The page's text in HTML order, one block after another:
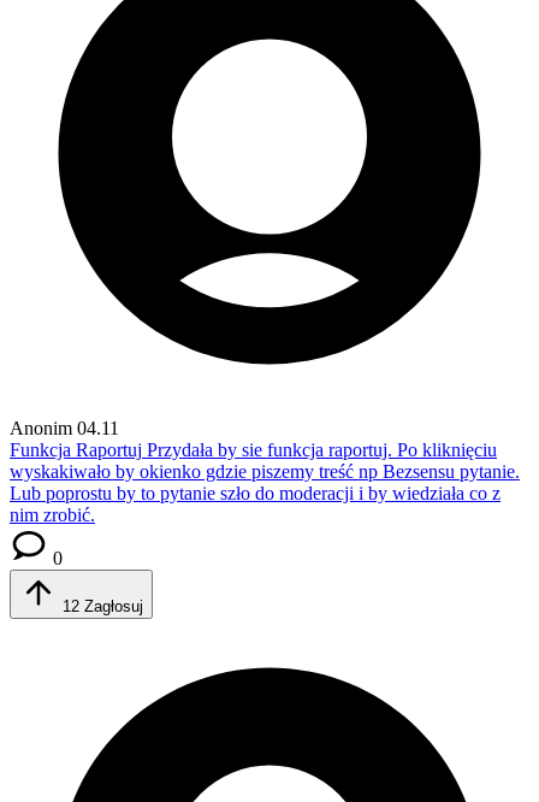
Anonim 04.11
Funkcja Raportuj Przydała by sie funkcja raportuj. Po kliknięciu
wyskakiwało by okienko gdzie piszemy treść np Bezsensu pytanie.
Lub poprostu by to pytanie szło do moderacji i by wiedziała co z
nim zrobić.
0
12 Zagłosuj